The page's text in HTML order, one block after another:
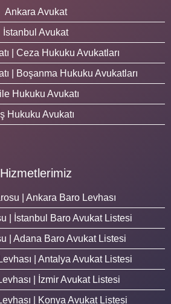
Ankara Avukat
İstanbul Avukat
| Ceza Hukuku Avukatları
| Boşanma Hukuku Avukatları
Hukuku Avukatı
İş Hukuku Avukatı
Hizmetlerimiz
| Ankara Baro Levhası
| İstanbul Baro Avukat Listesi
| Adana Baro Avukat Listesi
| Antalya Avukat Listesi
| İzmir Avukat Listesi
| Konya Avukat Listesi